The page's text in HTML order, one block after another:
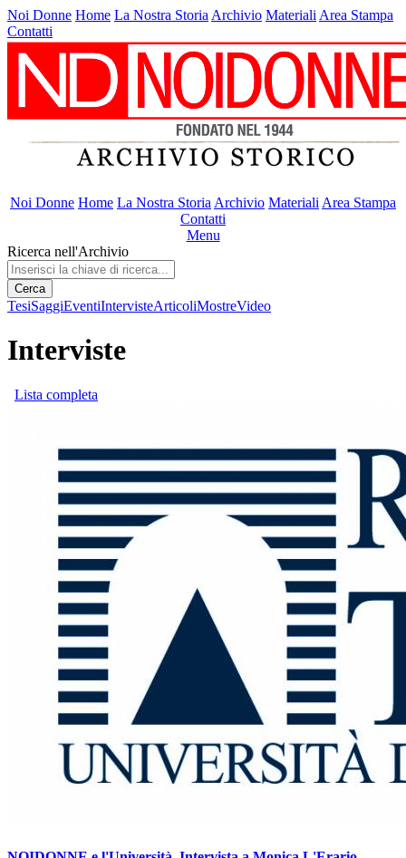
Noi Donne Home La Nostra Storia Archivio Materiali Area Stampa
Contatti
Noi Donne Home La Nostra Storia Archivio Materiali Area Stampa
Contatti
Menu
Ricerca nell'Archivio
Cerca
TesiSaggiEventiIntervisteArticoliMostreVideo
Interviste
Lista completa